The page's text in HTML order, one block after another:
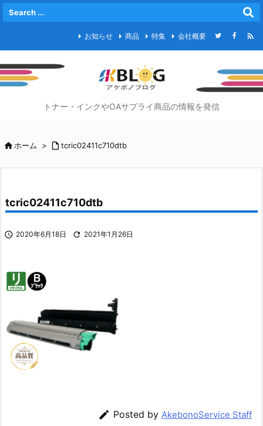
お知らせ 商品 特集 会社概要 
トナー・インクやOAサプライ商品の情報を発信
ホーム >  tcric02411c710dtb
tcric02411c710dtb
 2020年6月18日  2021年1月26日
 Posted by AkebonoService Staff